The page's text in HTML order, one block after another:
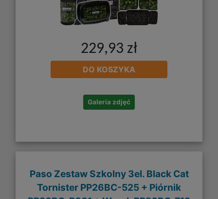
229,93 zł
DO KOSZYKA
Galeria zdjęć
Paso Zestaw Szkolny 3el. Black Cat
Tornister PP26BC-525 + Piórnik